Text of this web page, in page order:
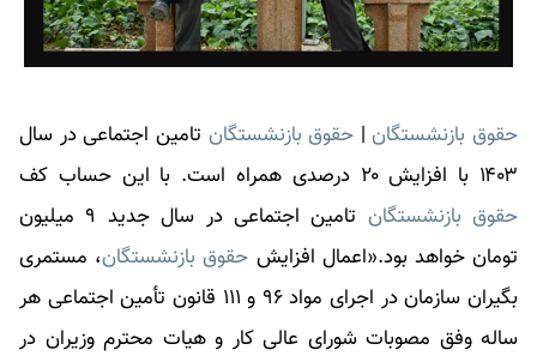
حقوق بازنشستگان| حقوق بازنشستگان تامین اجتماعی در سال
۱۴۰۳ با افزایش ۲۰ درصدی همراه است. با این حساب کف
حقوق بازنشستگان
تامین اجتماعی در سال جدید ۹ میلیون
تومان خواهد بود.«اعمال افزایش حقوق بازنشستگان، مستمری
بگیران سازمان در اجرای مواد ٩۶ و ١١١ قانون تأمین اجتماعی هر
ساله وفق مصوبات شورای عالی کار و هیات محترم وزیران در